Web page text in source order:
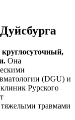
круглосуточный,
Она
(DGU) и
Рурского
тяжелыми травмами